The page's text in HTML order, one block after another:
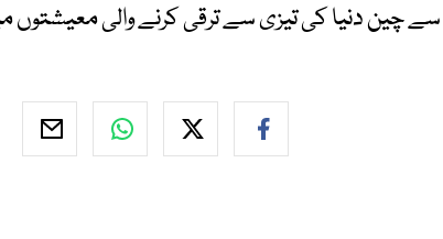
دنیا کی تیزی سے ترقی کرنے والی معیشتوں